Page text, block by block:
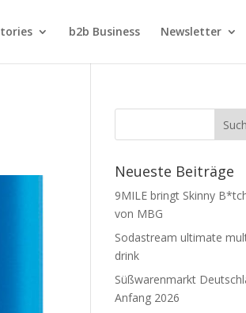
b2b Business Newsletter
Neueste Beiträge
9MILE bringt Skinny
von MBG
Sodastream ultimate
drink
Süßwarenmarkt
Anfang 2026